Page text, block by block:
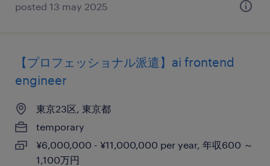
posted 13 may 2025
【プロフェッショナル派遣】ai frontend
engineer
東京23区, 東京都
temporary
¥6,000,000 - ¥11,000,000 per year, 年収600 ～
1,100万円